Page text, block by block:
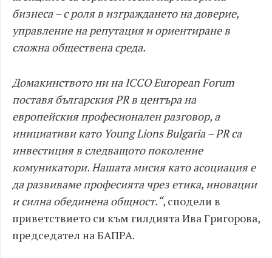
бизнеса – с роля в изграждането на доверие,
управление на репутация и ориентиране в
сложна обществена среда.
Домакинството ни на ICCO European Forum
поставя българския PR в центъра на
европейския професионален разговор, а
инициативи като Young Lions Bulgaria – PR са
инвестиция в следващото поколение
комуникатори. Нашата мисия като асоциация е
да развиваме професията чрез етика, иновации
и силна обединена общност.“, сподели в
приветствието си към гилдията Ива Григорова,
председател на БАПРА.